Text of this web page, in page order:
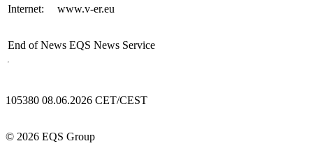
Internet:
www.v-er.eu
End of News EQS News Service
105380 08.06.2026 CET/CEST
© 2026 EQS Group